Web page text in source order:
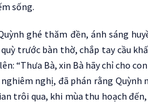
sống.
ghé thăm đền, ánh sáng
quỳ trước bàn thờ, chắp tay cầu
“Thưa Bà, xin Bà hãy chỉ cho
nghị, đã phán rằng
trôi qua, khi mùa thu hoạch